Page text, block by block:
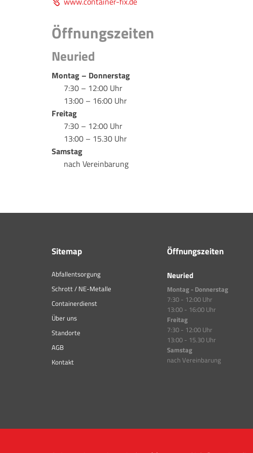
Öffnungszeiten
Neuried
Montag – Donnerstag
7:30 – 12:00 Uhr
13:00 – 16:00 Uhr
Freitag
7:30 – 12:00 Uhr
13:00 – 15.30 Uhr
Samstag
nach Vereinbarung
Sitemap
Abfallentsorgung
Schrott / NE-Metalle
Containerdienst
Über uns
Standorte
AGB
Kontakt
Öffnungszeiten
Neuried
Montag - Donnerstag
7:30 - 12:00 Uhr
13:00 - 16:00 Uhr
Freitag
7:30 - 12:00 Uhr
13:00 - 15.30 Uhr
Samstag
nach Vereinbarung